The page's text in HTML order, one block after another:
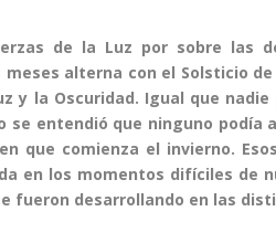
de la Luz por sobre las
alterna con el Solsticio
y la Oscuridad. Igual que
entendió que ninguno podía
que comienza el invierno.
en los momentos difíciles de
fueron desarrollando en las